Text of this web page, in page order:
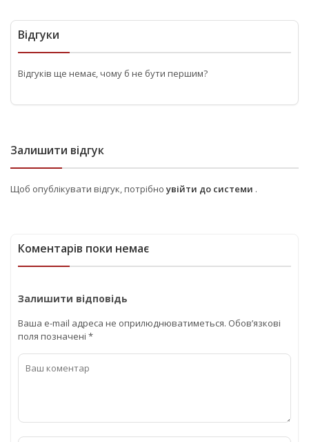
Відгуки
Відгуків ще немає, чому б не бути першим?
Залишити відгук
Щоб опублікувати відгук, потрібно увійти до системи .
Коментарів поки немає
Залишити відповідь
Ваша e-mail адреса не оприлюднюватиметься. Обов’язкові
поля позначені *